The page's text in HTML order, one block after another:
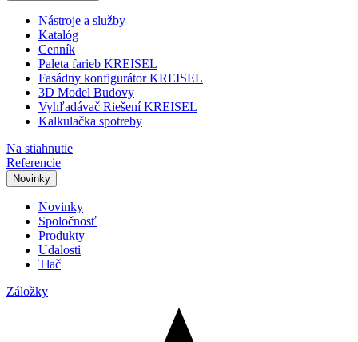
Nástroje a služby
Katalóg
Cenník
Paleta farieb KREISEL
Fasádny konfigurátor KREISEL
3D Model Budovy
Vyhľadávač Riešení KREISEL
Kalkulačka spotreby
Na stiahnutie
Referencie
Novinky
Novinky
Spoločnosť
Produkty
Udalosti
Tlač
Záložky